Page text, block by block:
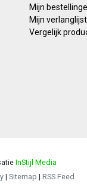
Mijn
Mijn verlanglijst
Vergelijk
InStijl Media
| Sitemap | RSS Feed